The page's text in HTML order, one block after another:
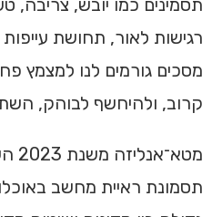
רגישות לאור, תחושת
מסכים גורמים לנו למצמץ
קרוב, ולהיחשף לבוהק,
תסמונת ראיית מחשב